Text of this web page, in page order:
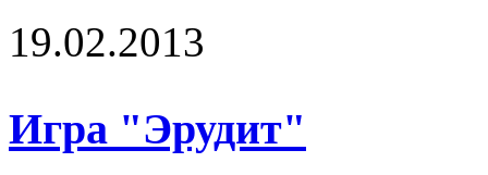
19.02.2013
Игра "Эрудит"